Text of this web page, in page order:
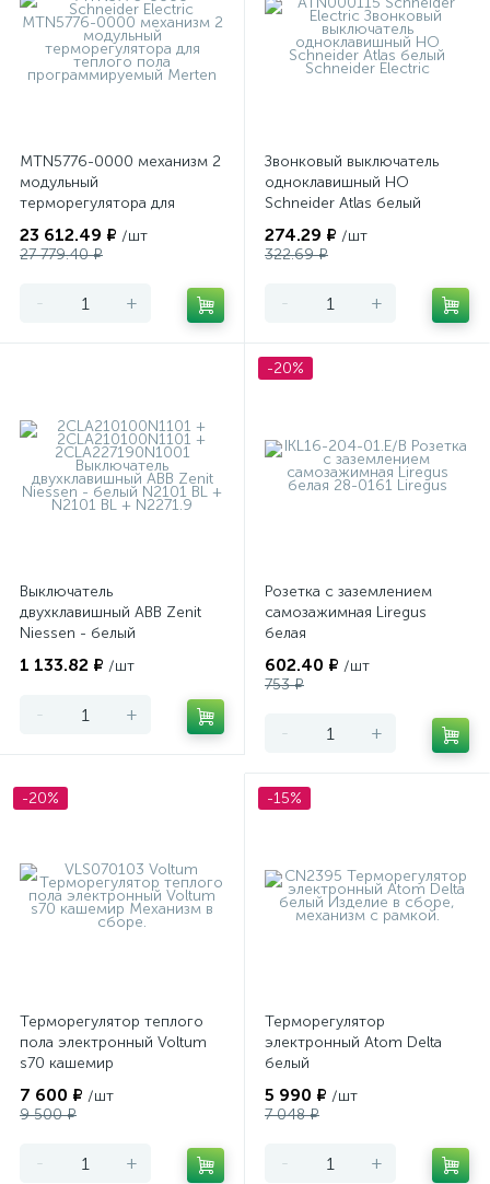
MTN5776-0000 механизм 2
модульный
терморегулятора для
программируемый Merten
23 612.49 ₽ /шт
27 779.40 ₽
- +
Звонковый выключатель
одноклавишный НО
Schneider Atlas белый
274.29 ₽ /шт
322.69 ₽
- +
Выключатель
двухклавишный ABB Zenit
Niessen - белый
1 133.82 ₽ /шт
- +
-20%
Розетка с заземлением
самозажимная Liregus
белая
602.40 ₽ /шт
753 ₽
- +
-20%
Терморегулятор теплого
пола электронный Voltum
s70 кашемир
7 600 ₽ /шт
9 500 ₽
- +
-15%
Терморегулятор
электронный Atom Delta
белый
5 990 ₽ /шт
7 048 ₽
- +